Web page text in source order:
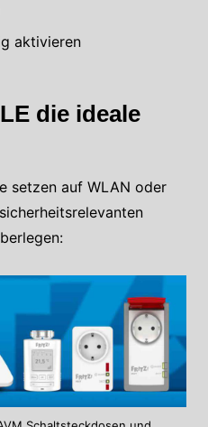
aktivieren
die ideale
setzen auf WLAN oder